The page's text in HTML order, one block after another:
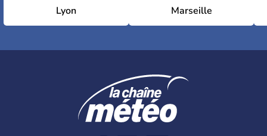
Lyon Marseille